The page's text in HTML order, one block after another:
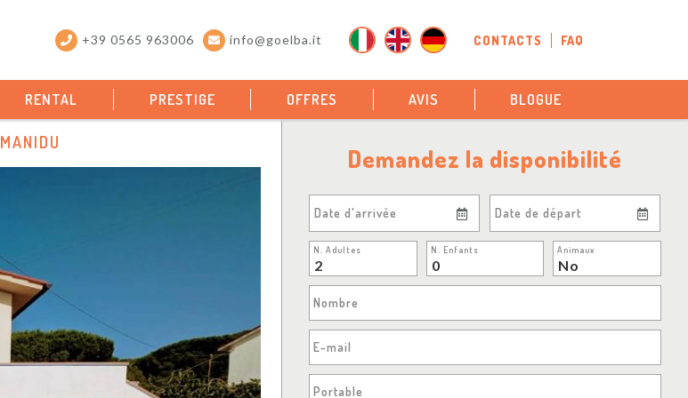
+39 0565 963006 info@goelba.it CONTACTS FAQ
RENTAL PRESTIGE OFFRES AVIS BLOGUE
Demandez la disponibilité
Date d'arrivée Date de départ
N. Adultes N. Enfants Animaux
Nombre
E-mail
Portable